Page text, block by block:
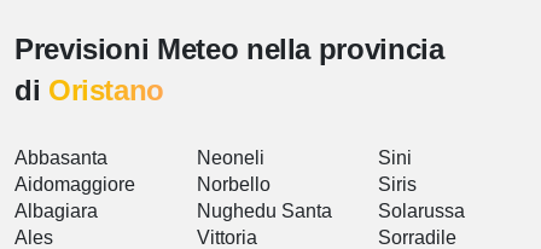
Previsioni Meteo nella provincia
di Oristano
Abbasanta
Aidomaggiore
Albagiara
Ales
Neoneli
Norbello
Nughedu Santa
Vittoria
Sini
Siris
Solarussa
Sorradile